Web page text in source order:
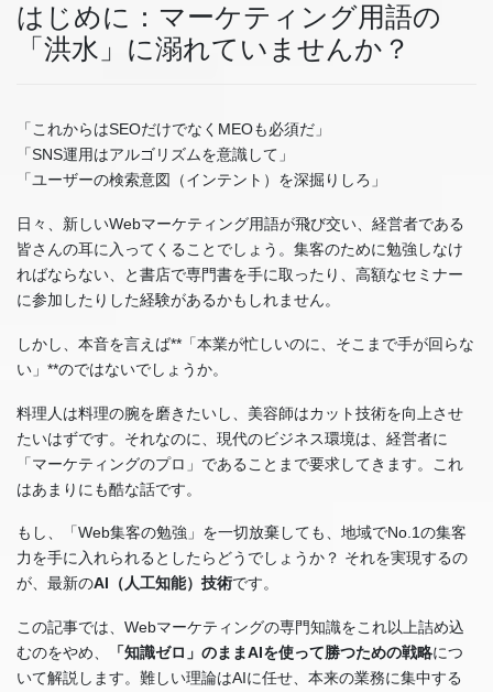
はじめに：マーケティング用語の
「洪水」に溺れていませんか？
「これからはSEOだけでなくMEOも必須だ」
「SNS運用はアルゴリズムを意識して」
「ユーザーの検索意図（インテント）を深掘りしろ」
日々、新しいWebマーケティング用語が飛び交い、経営者である
皆さんの耳に入ってくることでしょう。集客のために勉強しなけ
ればならない、と書店で専門書を手に取ったり、高額なセミナー
に参加したりした経験があるかもしれません。
しかし、本音を言えば**「本業が忙しいのに、そこまで手が回らな
い」**のではないでしょうか。
料理人は料理の腕を磨きたいし、美容師はカット技術を向上させ
たいはずです。それなのに、現代のビジネス環境は、経営者に
「マーケティングのプロ」であることまで要求してきます。これ
はあまりにも酷な話です。
もし、「Web集客の勉強」を一切放棄しても、地域でNo.1の集客
力を手に入れられるとしたらどうでしょうか？ それを実現するの
が、最新のAI（人工知能）技術です。
この記事では、Webマーケティングの専門知識をこれ以上詰め込
むのをやめ、
「知識ゼロ」のままAIを使って勝つための戦略につ
いて解説します。難しい理論はAIに任せ、本来の業務に集中する